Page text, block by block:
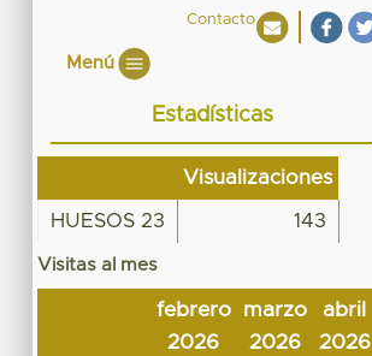
Contacto
Menú
Estadísticas
Visualizaciones
HUESOS 23 143
Visitas al mes
febrero
2026
marzo
2026
abril
2026